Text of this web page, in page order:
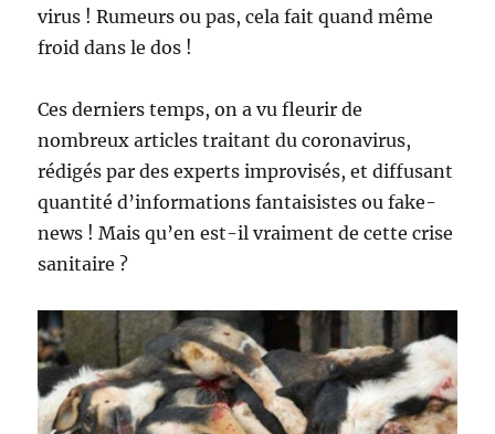
virus ! Rumeurs ou pas, cela fait quand même
froid dans le dos !
Ces derniers temps, on a vu fleurir de
nombreux articles traitant du coronavirus,
rédigés par des experts improvisés, et diffusant
quantité d’informations fantaisistes ou fake-
news ! Mais qu’en est-il vraiment de cette crise
sanitaire ?